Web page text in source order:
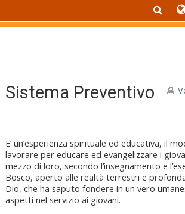
Sistema Preventivo
E’ un’esperienza spirituale ed educativa, il
lavorare per educare ed evangelizzare i
mezzo di loro, secondo l’insegnamento e
Bosco, aperto alle realtà terrestri e
Dio, che ha saputo fondere in un vero
aspetti nel servizio ai giovani.